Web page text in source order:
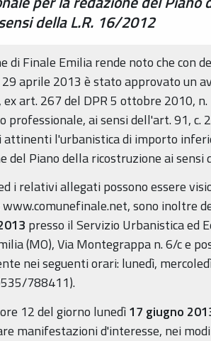
della L.R. 16/2012
di Finale Emilia rende noto che con
aprile 2013 è stato approvato un
ex art. 267 del DPR 5 ottobre 2010,
professionale, ai sensi dell'art. 91, c.
attinenti l'urbanistica di importo
del Piano della ricostruzione ai sensi
i relativi allegati possono essere
www.comunefinale.net, sono inoltre
presso il Servizio Urbanistica ed
(MO), Via Montegrappa n. 6/c e
nei seguenti orari: lunedì,
788411).
12 del giorno lunedì17 giugno
manifestazioni d'interesse, nei